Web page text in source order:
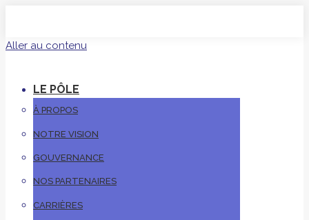
Aller au contenu
LE PÔLE
À PROPOS
NOTRE VISION
GOUVERNANCE
NOS PARTENAIRES
CARRIÈRES